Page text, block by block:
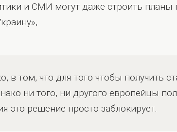
и СМИ могут даже строить планы
том, что для того чтобы получить
ни того, ни другого европейцы
это решение просто заблокирует.